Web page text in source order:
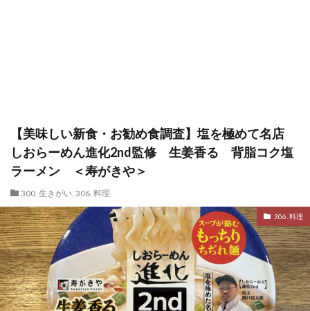
【美味しい新食・お勧め食調査】塩を極めて名店
しおらーめん進化2nd監修 生姜香る 背脂コク塩
ラーメン ＜寿がきや＞
300. 生きがい, 306. 料理
306. 料理